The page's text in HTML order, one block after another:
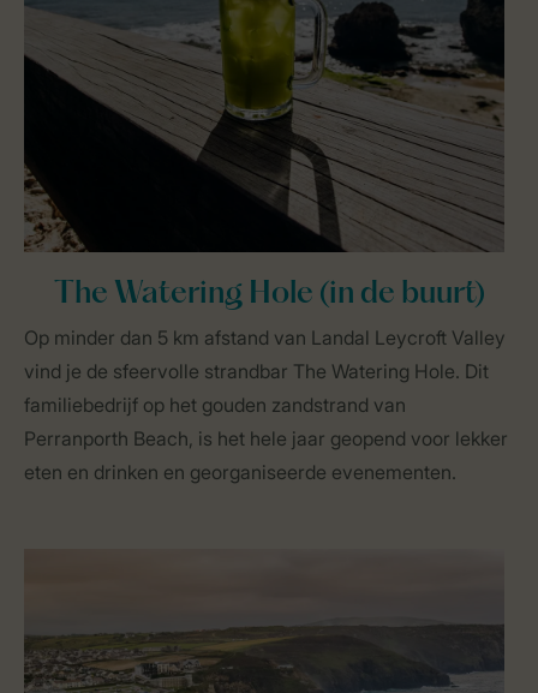
The Watering Hole (in de buurt)
Op minder dan 5 km afstand van Landal Leycroft Valley
vind je de sfeervolle strandbar The Watering Hole. Dit
familiebedrijf op het gouden zandstrand van
Perranporth Beach, is het hele jaar geopend voor lekker
eten en drinken en georganiseerde evenementen.